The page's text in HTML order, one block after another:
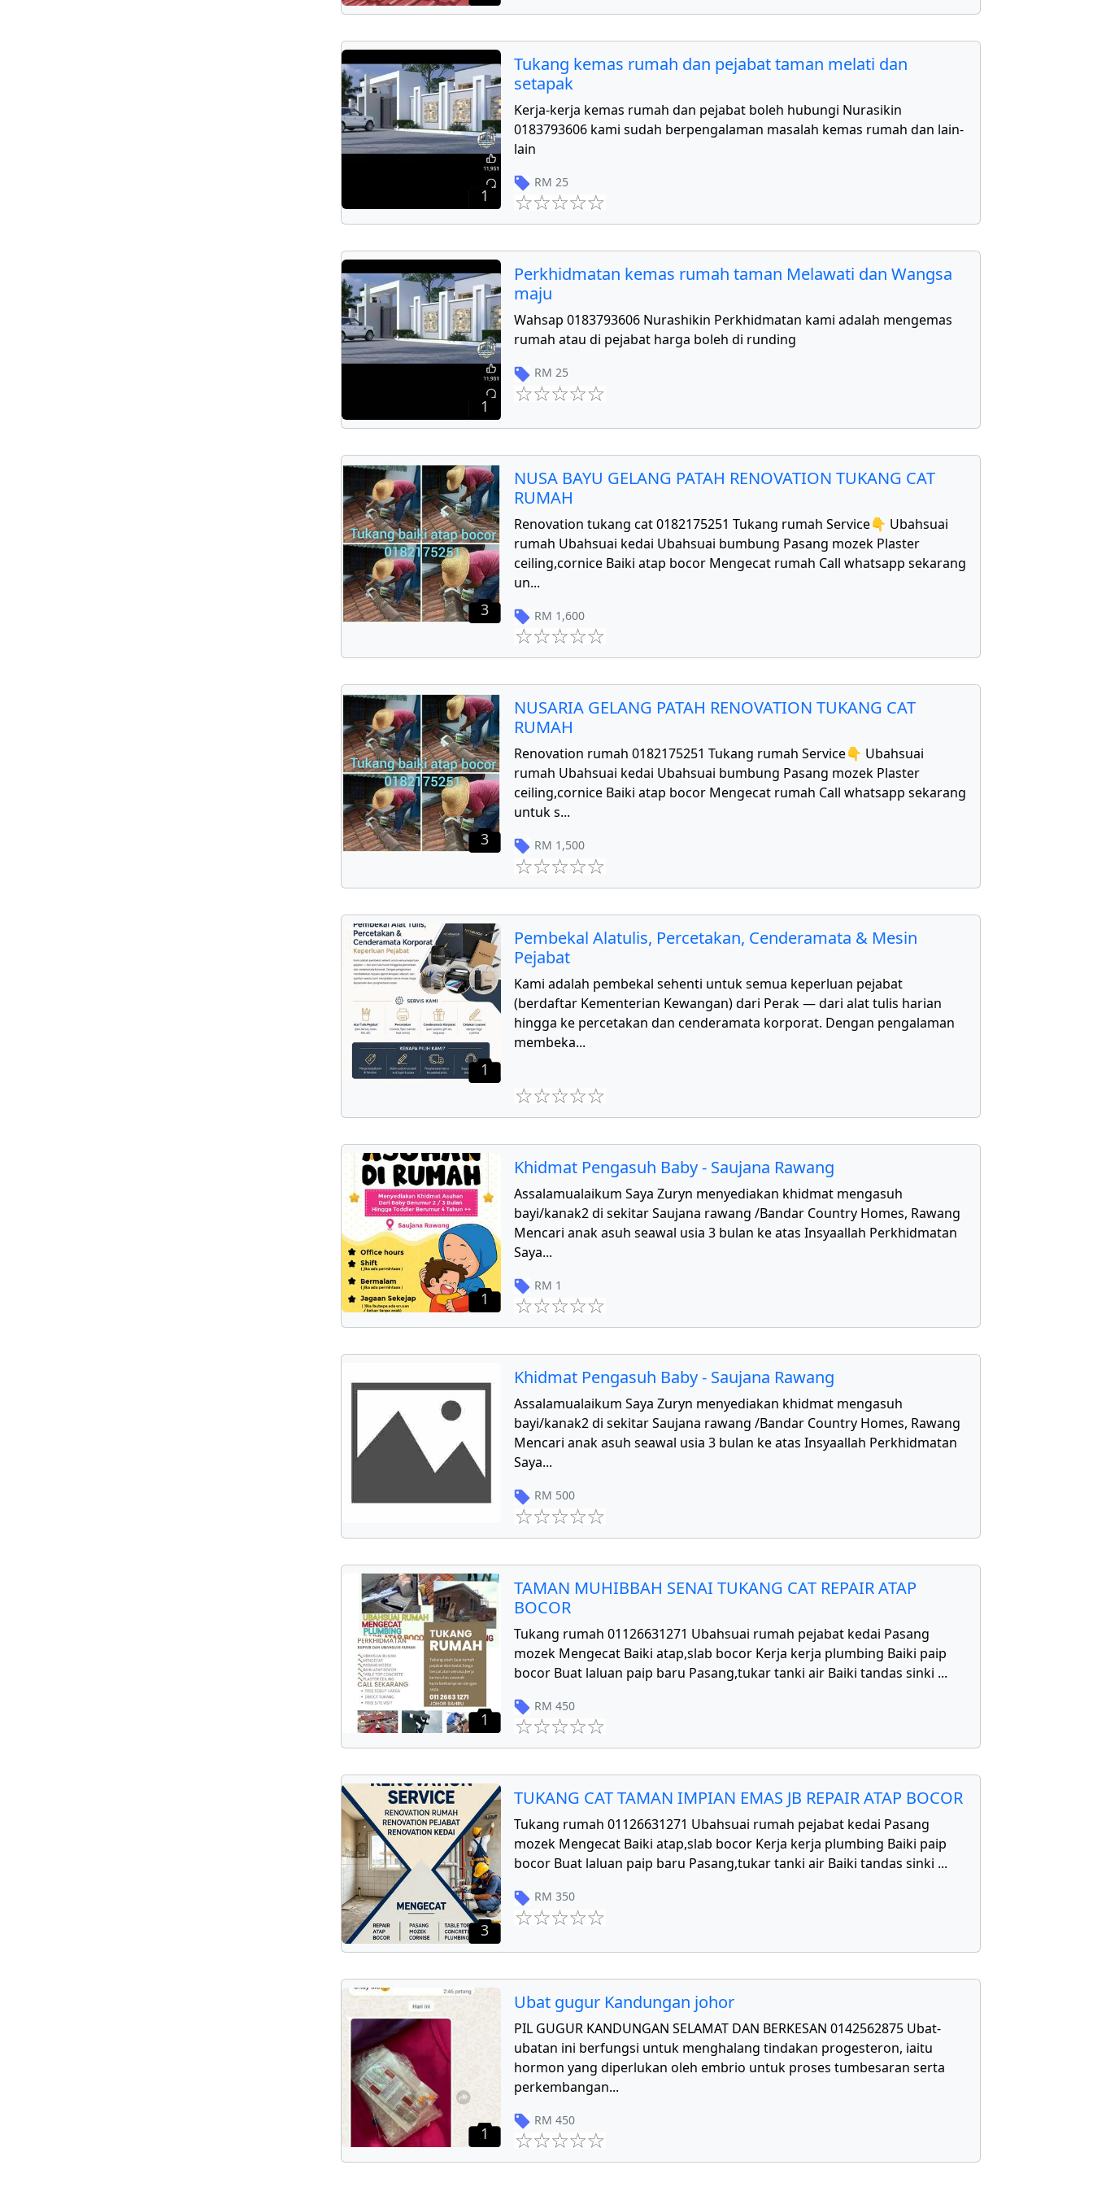
1
Tukang kemas rumah dan pejabat taman melati dan
setapak
Kerja-kerja kemas rumah dan pejabat boleh hubungi Nurasikin
0183793606 kami sudah berpengalaman masalah kemas rumah dan lain-
lain
RM 25
1
Perkhidmatan kemas rumah taman Melawati dan Wangsa
maju
Wahsap 0183793606 Nurashikin Perkhidmatan kami adalah mengemas
rumah atau di pejabat harga boleh di runding
RM 25
3
NUSA BAYU GELANG PATAH RENOVATION TUKANG CAT
RUMAH
Renovation tukang cat 0182175251 Tukang rumah Service👇 Ubahsuai
rumah Ubahsuai kedai Ubahsuai bumbung Pasang mozek Plaster
ceiling,cornice Baiki atap bocor Mengecat rumah Call whatsapp sekarang
un...
RM 1,600
3
NUSARIA GELANG PATAH RENOVATION TUKANG CAT
RUMAH
Renovation rumah 0182175251 Tukang rumah Service👇 Ubahsuai
rumah Ubahsuai kedai Ubahsuai bumbung Pasang mozek Plaster
ceiling,cornice Baiki atap bocor Mengecat rumah Call whatsapp sekarang
untuk s...
RM 1,500
1
Pembekal Alatulis, Percetakan, Cenderamata & Mesin
Pejabat
Kami adalah pembekal sehenti untuk semua keperluan pejabat
(berdaftar Kementerian Kewangan) dari Perak — dari alat tulis harian
hingga ke percetakan dan cenderamata korporat. Dengan pengalaman
membeka...
1
Khidmat Pengasuh Baby - Saujana Rawang
Assalamualaikum Saya Zuryn menyediakan khidmat mengasuh
bayi/kanak2 di sekitar Saujana rawang /Bandar Country Homes, Rawang
Mencari anak asuh seawal usia 3 bulan ke atas Insyaallah Perkhidmatan
Saya...
RM 1
Khidmat Pengasuh Baby - Saujana Rawang
Assalamualaikum Saya Zuryn menyediakan khidmat mengasuh
bayi/kanak2 di sekitar Saujana rawang /Bandar Country Homes, Rawang
Mencari anak asuh seawal usia 3 bulan ke atas Insyaallah Perkhidmatan
Saya...
RM 500
1
TAMAN MUHIBBAH SENAI TUKANG CAT REPAIR ATAP
BOCOR
Tukang rumah 01126631271 Ubahsuai rumah pejabat kedai Pasang
mozek Mengecat Baiki atap,slab bocor Kerja kerja plumbing Baiki paip
bocor Buat laluan paip baru Pasang,tukar tanki air Baiki tandas sinki ...
RM 450
3
TUKANG CAT TAMAN IMPIAN EMAS JB REPAIR ATAP BOCOR
Tukang rumah 01126631271 Ubahsuai rumah pejabat kedai Pasang
mozek Mengecat Baiki atap,slab bocor Kerja kerja plumbing Baiki paip
bocor Buat laluan paip baru Pasang,tukar tanki air Baiki tandas sinki ...
RM 350
1
Ubat gugur Kandungan johor
PIL GUGUR KANDUNGAN SELAMAT DAN BERKESAN 0142562875 Ubat-
ubatan ini berfungsi untuk menghalang tindakan progesteron, iaitu
hormon yang diperlukan oleh embrio untuk proses tumbesaran serta
perkembangan...
RM 450